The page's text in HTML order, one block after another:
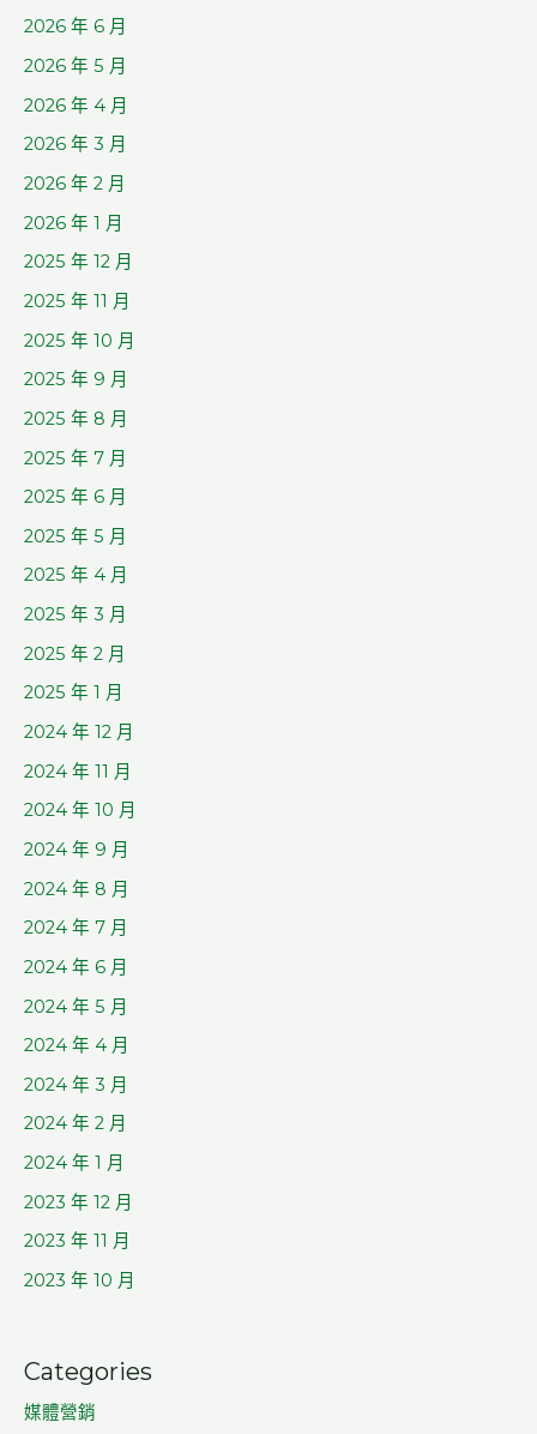
2026 年 6 月
2026 年 5 月
2026 年 4 月
2026 年 3 月
2026 年 2 月
2026 年 1 月
2025 年 12 月
2025 年 11 月
2025 年 10 月
2025 年 9 月
2025 年 8 月
2025 年 7 月
2025 年 6 月
2025 年 5 月
2025 年 4 月
2025 年 3 月
2025 年 2 月
2025 年 1 月
2024 年 12 月
2024 年 11 月
2024 年 10 月
2024 年 9 月
2024 年 8 月
2024 年 7 月
2024 年 6 月
2024 年 5 月
2024 年 4 月
2024 年 3 月
2024 年 2 月
2024 年 1 月
2023 年 12 月
2023 年 11 月
2023 年 10 月
Categories
媒體營銷